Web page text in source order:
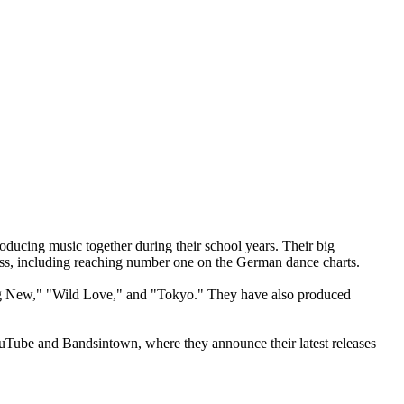
music together during their school years. Their big
including reaching number one on the German dance charts.
New," "Wild Love," and "Tokyo." They have also produced
and Bandsintown, where they announce their latest releases